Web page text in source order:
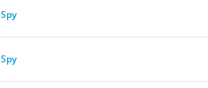
Spy
Spy